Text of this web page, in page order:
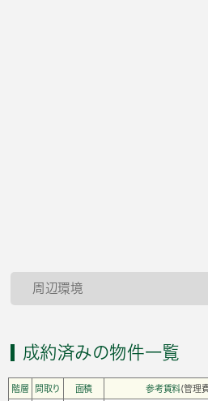
周辺環境
成約済みの物件一覧
階層 間取り 面積 参考賃料(管理